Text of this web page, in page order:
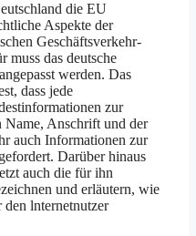
die EU
Aspekte der
Geschäftsverkehr-
muss das deutsche
werden. Das
dass jede
zur
Name, Anschrift und der
auch Informationen zur
Darüber hinaus
auch die für ihn
und erläutern, wie
lnternetnutzer